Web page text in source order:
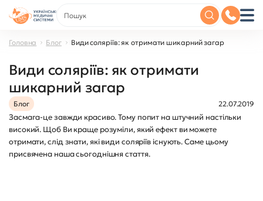
Головна Блог Види соляріїв: як отримати шикарний загар
Види соляріїв: як отримати
шикарний загар
Блог 22.07.2019
Засмага-це завжди красиво. Тому попит на штучний настільки
високий. Щоб Ви краще розуміли, який ефект ви можете
отримати, слід знати, які види соляріїв існують. Саме цьому
присвячена наша сьогоднішня стаття.